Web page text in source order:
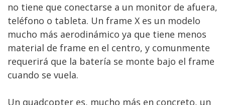
no tiene que conectarse a un monitor de afuera,
teléfono o tableta. Un frame X es un modelo
mucho más aerodinámico ya que tiene menos
material de frame en el centro, y comunmente
requerirá que la batería se monte bajo el frame
cuando se vuela.
Un quadcopter es, mucho más en concreto, un